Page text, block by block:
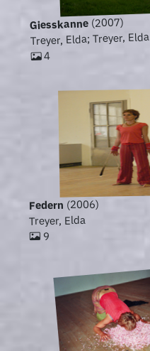
Giesskanne(2007)
Treyer, Elda; Treyer, Elda
4
Federn (2006)
Treyer, Elda
9